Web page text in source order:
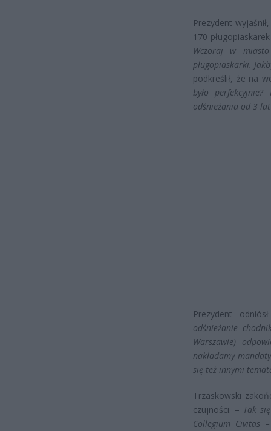
Prezydent
170
Wczoraj w
pługopiaskarki.
podkreślił, że na
było
odśnieżania od 3 lat
Prezydent
odśnieżanie
Warszawie)
nakładamy
się też innymi
Trzaskowski
czujności. – Tak
Collegium Civitas